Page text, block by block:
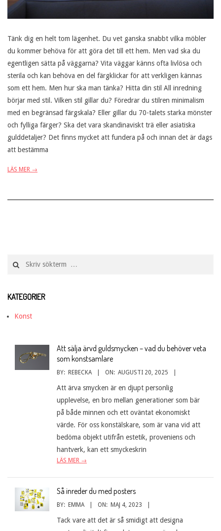
Tänk dig en helt tom lägenhet. Du vet ganska snabbt vilka möbler
du kommer behöva för att göra det till ett hem. Men vad ska du
egentligen sätta på väggarna? Vita väggar känns ofta livlösa och
sterila och kan behöva en del färgklickar för att verkligen kännas
som ett hem. Men hur ska man tänka? Hitta din stil All inredning
börjar med stil. Vilken stil gillar du? Föredrar du stilren minimalism
med en begränsad färgskala? Eller gillar du 70-talets starka mönster
och fylliga färger? Ska det vara skandinaviskt trä eller asiatiska
gulddetaljer? Det finns mycket att fundera på och innan det är dags
att bestämma
LÄS MER →
KATEGORIER
Konst
Att sälja ärvd guldsmycken – vad du behöver veta
som konstsamlare
BY: REBECKA ON: AUGUSTI 20, 2025
Att ärva smycken är en djupt personlig
upplevelse, en bro mellan generationer som bär
på både minnen och ett oväntat ekonomiskt
värde. För oss konstälskare, som är vana vid att
bedöma objekt utifrån estetik, proveniens och
hantverk, kan ett smyckeskrin
LÄS MER →
Så inreder du med posters
BY: EMMA ON: MAJ 4, 2023
Tack vare att det är så smidigt att designa